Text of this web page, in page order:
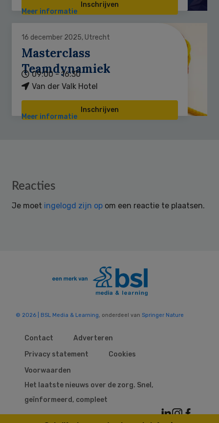
Inschrijven
Meer informatie
16 december 2025, Utrecht
Masterclass
Teamdynamiek
09:00 - 16:30
Van der Valk Hotel
Inschrijven
Meer informatie
Reader
Reacties
Je moet ingelogd zijn op om een reactie te plaatsen.
© 2026 | BSL Media & Learning, onderdeel van Springer Nature
Contact
Adverteren
Privacy statement
Cookies
Voorwaarden
Het laatste nieuws over de zorg. Snel,
geïnformeerd, compleet